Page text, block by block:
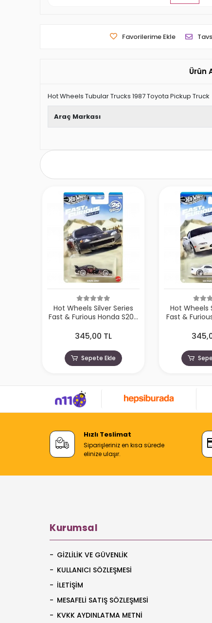
Favorilerime Ekle
Ürün
Hot Wheels Tubular Trucks 1987 Toyota Pickup Truck
Araç Markası
Hot Wheels Silver Series
Fast & Furious Honda S200
345,00 TL
Sepete Ekle
Hot Wheels
Fast &
Hızlı Teslimat
Siparişleriniz en kısa sürede
elinize ulaşır.
Kurumsal
GIZLILIK VE GÜVENLIK
KULLANICI SÖZLEŞMESI
İLETIŞIM
MESAFELI SATIŞ SÖZLEŞMESI
KVKK AYDINLATMA METNI